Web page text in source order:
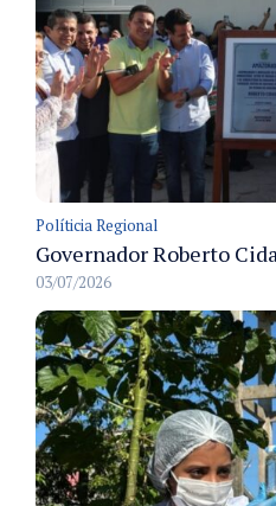
Políticia Regional
03/07/2026